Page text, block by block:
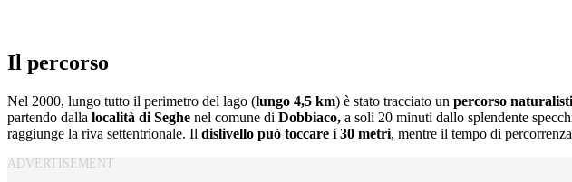
Il percorso
Nel 2000, lungo tutto il perimetro del lago (lungo 4,5 km) è stato tracciato un percorso
partendo dalla località di Seghe nel comune di Dobbiaco, a soli 20 minuti dallo splendente
raggiunge la riva settentrionale. Il dislivello può toccare i 30 metri, mentre il tempo di